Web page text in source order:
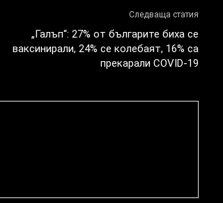
Следваща статия
„Галъп“: 27% от българите биха се
ваксинирали, 24% се колебаят, 16% са
прекарали COVID-19